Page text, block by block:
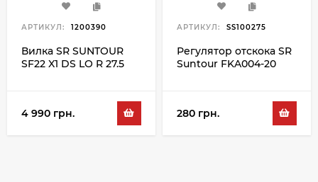
АРТИКУЛ: 1200390
Вилка SR SUNTOUR
SF22 X1 DS LO R 27.5
4 990 грн.
АРТИКУЛ: SS100275
Регулятор отскока SR
Suntour FKA004-20
280 грн.